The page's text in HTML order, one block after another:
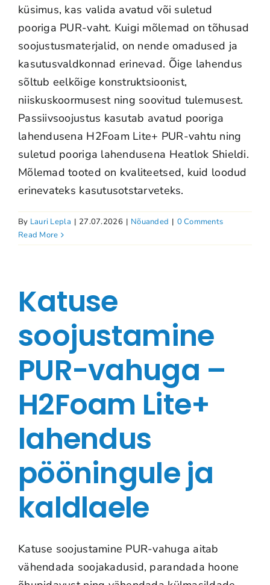
küsimus, kas valida avatud või suletud
pooriga PUR-vaht. Kuigi mõlemad on tõhusad
soojustusmaterjalid, on nende omadused ja
kasutusvaldkonnad erinevad. Õige lahendus
sõltub eelkõige konstruktsioonist,
niiskuskoormusest ning soovitud tulemusest.
Passiivsoojustus kasutab avatud pooriga
lahendusena H2Foam Lite+ PUR-vahtu ning
suletud pooriga lahendusena Heatlok Shieldi.
Mõlemad tooted on kvaliteetsed, kuid loodud
erinevateks kasutusotstarveteks.
By Lauri Lepla | 27.07.2026 | Nõuanded | 0 Comments
Read More
Katuse
soojustamine
PUR-vahuga –
H2Foam Lite+
lahendus
pööningule ja
kaldlaele
Katuse soojustamine PUR-vahuga aitab
vähendada soojakadusid, parandada hoone